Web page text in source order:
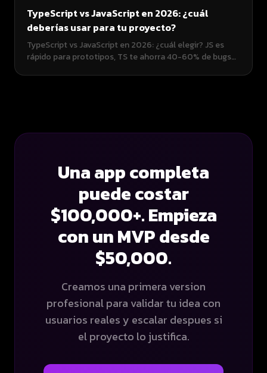
TypeScript vs JavaScript en 2026: ¿cuál
deberías usar para tu proyecto?
TypeScript vs JavaScript en 2026: ¿cuál elegir? JS es
rápido para prototipos, TS te ahorra 40-60% de bugs
Una app completa
puede costar
$100,000+. Empieza
con un MVP desde
$50,000.
Creamos una primera version
profesional para validar tu idea con
usuarios reales y escalar despues si
el proyecto lo justifica.